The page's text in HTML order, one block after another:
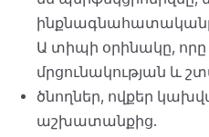
Ա տիպի օրինակը,
մրցունակության և
ծնողներ, ովքեր
աշխատանքից.